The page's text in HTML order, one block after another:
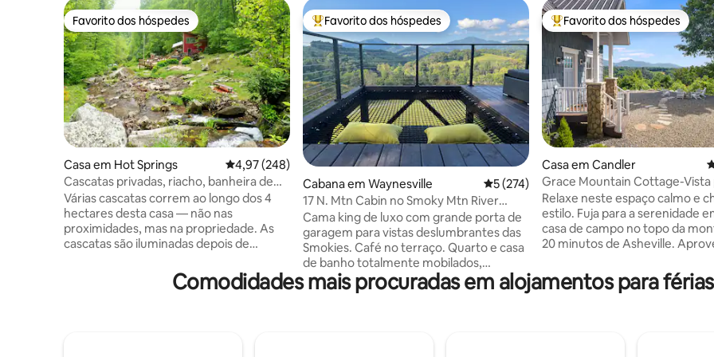
Favorito dos hóspedes
Favorito dos hóspedes
Casa em Hot Springs Classificação média de 4,97 em 5 estrelas, 248avaliações
4,97 (248)
Cascatas privadas, riacho, banheira de
hidromassagem, trilhos e EV II
Várias cascatas correm ao longo dos 4
hectares desta casa — não nas
proximidades, mas na propriedade. As
cascatas são iluminadas depois de
deixam entrar a luz do dia durante o dia
e, depois, emolduram as estrelas à noite.
Favoritos dos hóspedes mais apreciados
Favorito dos hóspedes
Cabana em Waynesville Classificação média de 5 em 5 estrelas,
5 (274)
17 N. Mtn Cabin no Smoky Mtn River
Ranch
Cama king de luxo com grande porta de
garagem para vistas deslumbrantes das
Smokies. Café no terraço. Quarto e casa
de banho totalmente mobilados,
produtos de banho Paya, ar
condicionado/aquecimento, kitchenette
Favoritos dos hóspedes mais
Favorito dos hóspedes
Casa em Candler
Grace Mountain Cottage-Vista
montanha/Tranquilo+Privado
Relaxe neste espaço calmo e
estilo. Fuja para a serenidade
casa de campo no topo da
20 minutos de Asheville.
todos os cantos deste retiro
Relaxe ao lado da lareira ao ar
casa de campo aconchegante
Comodidades mais procuradas em alojamentos para